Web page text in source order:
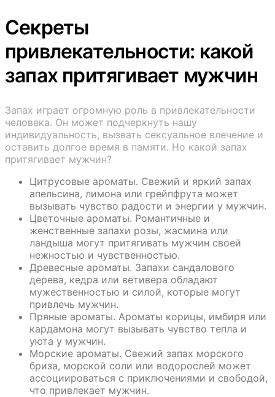
Секреты
привлекательности: какой
запах притягивает мужчин
Запах играет огромную роль в привлекательности
человека. Он может подчеркнуть нашу
индивидуальность, вызвать сексуальное влечение и
оставить долгое время в памяти. Но какой запах
притягивает мужчин?
Цитрусовые ароматы. Свежий и яркий запах
апельсина, лимона или грейпфрута может
вызывать чувство радости и энергии у мужчин.
Цветочные ароматы. Романтичные и
женственные запахи розы, жасмина или
ландыша могут притягивать мужчин своей
нежностью и чувственностью.
Древесные ароматы. Запахи сандалового
дерева, кедра или ветивера обладают
мужественностью и силой, которые могут
привлечь мужчин.
Пряные ароматы. Ароматы корицы, имбиря или
кардамона могут вызывать чувство тепла и
уюта у мужчин.
Морские ароматы. Свежий запах морского
бриза, морской соли или водорослей может
ассоциироваться с приключениями и свободой,
что привлекает мужчин.